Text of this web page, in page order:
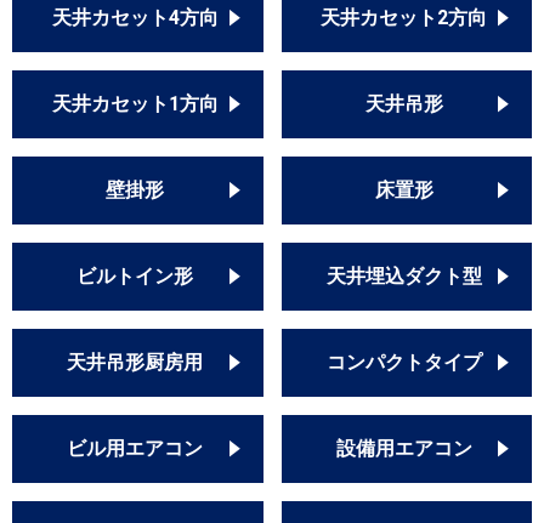
天井カセット4方向 天井カセット2方向
天井カセット1方向 天井吊形
壁掛形 床置形
ビルトイン形 天井埋込ダクト型
天井吊形厨房用 コンパクトタイプ
ビル用エアコン 設備用エアコン